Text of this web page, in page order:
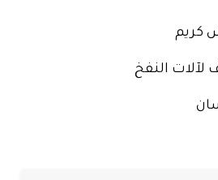
كريم
لآلات النفخ